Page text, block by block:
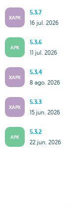
XAPK
5.3.7
16 jul. 2026
APK
5.3.6
11 jul. 2026
XAPK
5.3.4
8 ago. 2026
XAPK
5.3.3
15 jun. 2026
APK
5.3.2
22 jun. 2026